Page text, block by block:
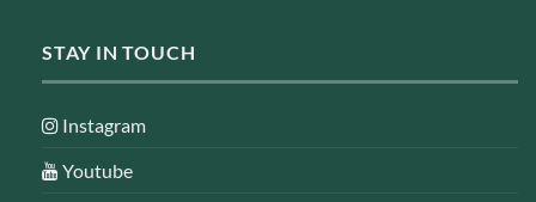
STAY IN TOUCH
Instagram
Youtube